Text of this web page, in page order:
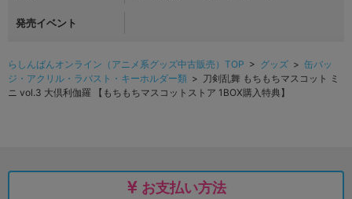
発売イベント
らしんばんオンライン（アニメ系グッズ中古販売）TOP > グッズ > 缶バッ
ジ・アクリル・ラバスト・キーホルダー類 > 刀剣乱舞 もちもちマスコット ミ
ニ vol.3 大倶利伽羅 【もちもちマスコットストア 1BOX購入特典】
お支払い方法